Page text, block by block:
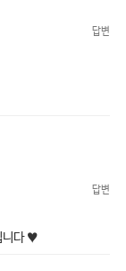
답변
답변
니다 ♥